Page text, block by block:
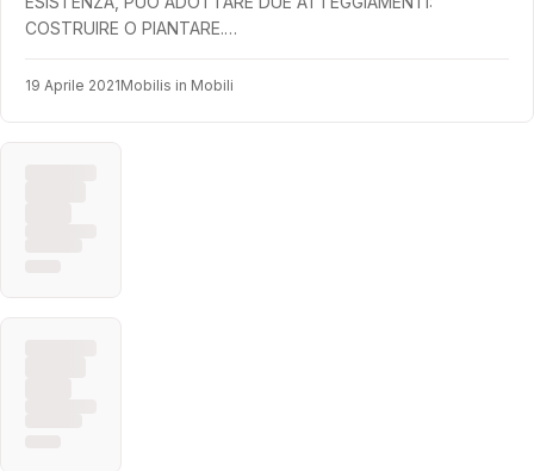
COSTRUIRE O PIANTARE.…
19 Aprile 2021Mobilis in Mobili